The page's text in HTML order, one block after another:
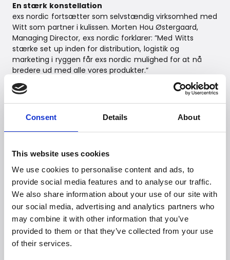
Consent Details About
This website uses cookies
We use cookies to personalise content and ads, to
provide social media features and to analyse our traffic.
We also share information about your use of our site with
our social media, advertising and analytics partners who
may combine it with other information that you’ve
provided to them or that they’ve collected from your use
of their services.
En stærk konstellation
exs nordic fortsætter som selvstændig virksomhed med
Witt som partner i kulissen. Morten Hou Østergaard,
Managing Director, exs nordic forklarer: ”Med Witts
stærke set up inden for distribution, logistik og
marketing i ryggen får exs nordic mulighed for at nå
bredere ud med alle vores produkter.”
”I exs nordic har vi fået en attraktiv brandportefølje
ombord, som forstærker Witts position i
skubbet endnu mere top kaffegrej ud til flere
kaffenørder,” fortæller Kasper Witt, Business